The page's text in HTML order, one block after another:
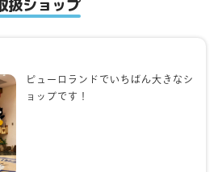
扱ショップ
ピューロランドでいちばん大きなシ
ョップです！